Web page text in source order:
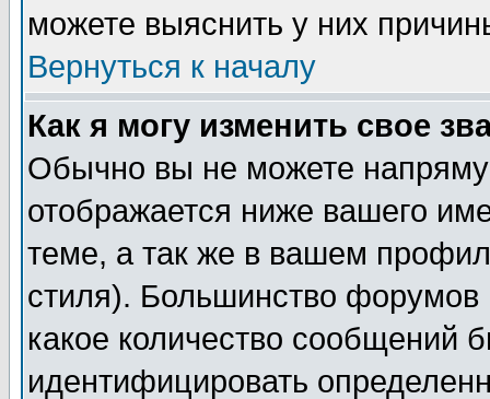
можете выяснить у них
Вернуться к началу
Как я могу изменить свое
Обычно вы не можете
отображается ниже вашего
теме, а так же в вашем
стиля). Большинство форумов
какое количество сообщений
идентифицировать